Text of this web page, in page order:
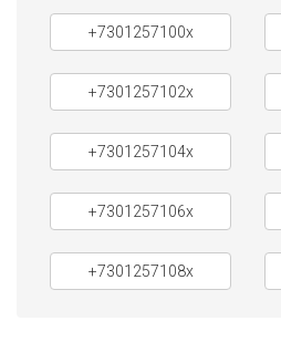
+7301257100x
+7301257102x
+7301257104x
+7301257106x
+7301257108x